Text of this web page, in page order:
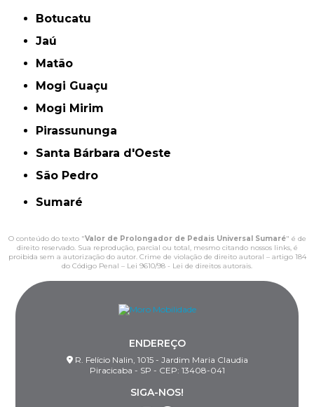
Botucatu
Jaú
Matão
Mogi Guaçu
Mogi Mirim
Pirassununga
Santa Bárbara d'Oeste
São Pedro
Sumaré
O conteúdo do texto "Valor de Prolongador de Pedais Universal Sumaré" é de
direito reservado. Sua reprodução, parcial ou total, mesmo citando nossos links, é
proibida sem a autorização do autor. Crime de violação de direito autoral – artigo 184
do Código Penal – Lei 9610/98 - Lei de direitos autorais.
ENDEREÇO
R. Felício Nalin, 1015 - Jardim Maria Claudia
Piracicaba - SP - CEP: 13408-041
SIGA-NOS!